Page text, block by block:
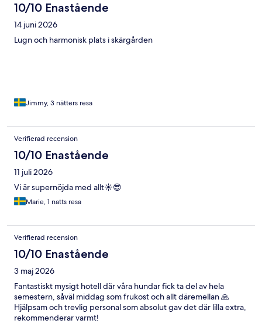
10/10 Enastående
14 juni 2026
Lugn och harmonisk plats i skärgården
Jimmy, 3 nätters resa
Verifierad recension
10/10 Enastående
11 juli 2026
Vi är supernöjda med allt☀️😎
Marie, 1 natts resa
Verifierad recension
10/10 Enastående
3 maj 2026
Fantastiskt mysigt hotell där våra hundar fick ta del av hela
semestern, såväl middag som frukost och allt däremellan 🙏
Hjälpsam och trevlig personal som absolut gav det där lilla extra,
rekommenderar varmt!